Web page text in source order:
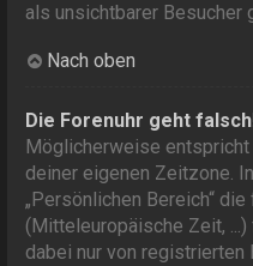
als unsichtbarer Besucher
Nach oben
Die Forenuhr geht
Möglicherweise
deiner eigenen Zeitzone.
„Persönlichen Bereich“
(Mitteleuropäische Zeit,
dabei nur von registrierten